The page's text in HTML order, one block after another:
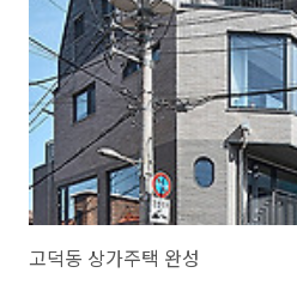
고덕동 상가주택 완성